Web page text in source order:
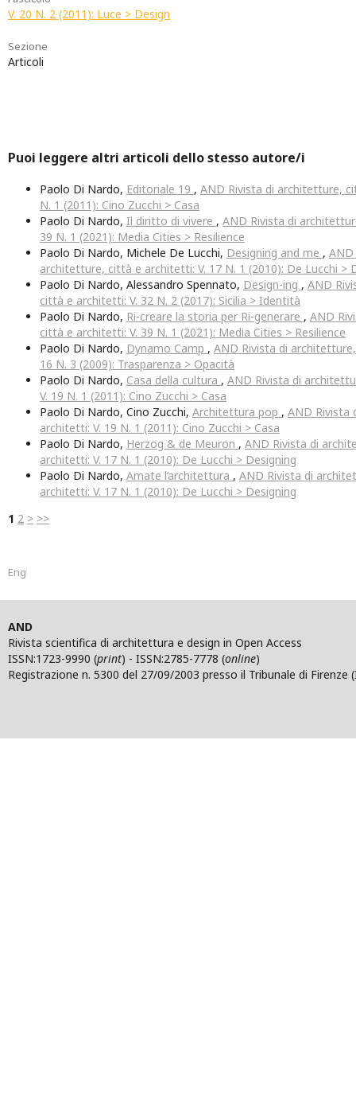
V. 20 N. 2 (2011): Luce > Design
Sezione
Articoli
Puoi leggere altri articoli dello stesso autore/i
Paolo Di Nardo, Editoriale 19 , AND Rivista di architetture,
N. 1 (2011): Cino Zucchi > Casa
Paolo Di Nardo, Il diritto di vivere , AND Rivista di
39 N. 1 (2021): Media Cities > Resilience
Paolo Di Nardo, Michele De Lucchi, Designing and me ,
architetture, città e architetti: V. 17 N. 1 (2010): De Lucchi >
Paolo Di Nardo, Alessandro Spennato, Design-ing , AND
città e architetti: V. 32 N. 2 (2017): Sicilia > Identità
Paolo Di Nardo, Ri-creare la storia per Ri-generare , AND
città e architetti: V. 39 N. 1 (2021): Media Cities > Resilience
Paolo Di Nardo, Dynamo Camp , AND Rivista di
16 N. 3 (2009): Trasparenza > Opacità
Paolo Di Nardo, Casa della cultura , AND Rivista di
V. 19 N. 1 (2011): Cino Zucchi > Casa
Paolo Di Nardo, Cino Zucchi, Architettura pop , AND Rivista
architetti: V. 19 N. 1 (2011): Cino Zucchi > Casa
Paolo Di Nardo, Herzog & de Meuron , AND Rivista di
architetti: V. 17 N. 1 (2010): De Lucchi > Designing
Paolo Di Nardo, Amate l’architettura , AND Rivista di
architetti: V. 17 N. 1 (2010): De Lucchi > Designing
1 2 > >>
English
AND
Rivista scientifica di architettura e design in Open Access
ISSN:1723-9990 (print) - ISSN:2785-7778 (online)
Registrazione n. 5300 del 27/09/2003 presso il Tribunale di Firenze